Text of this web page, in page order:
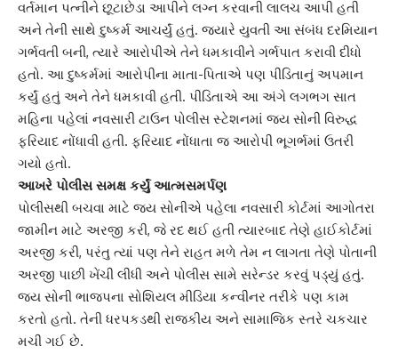
વર્તમાન પત્નીને છૂટાછેડા આપીને લગ્ન કરવાની લાલચ આપી હતી
અને તેની સાથે દુષ્કર્મ આચર્યું હતું. જ્યારે યુવતી આ સંબંધ દરમિયાન
ગર્ભવતી બની, ત્યારે આરોપીએ તેને ધમકાવીને ગર્ભપાત કરાવી દીધો
હતો. આ દુષ્કર્મમાં આરોપીના માતા-પિતાએ પણ પીડિતાનું અપમાન
કર્યું હતું અને તેને ધમકાવી હતી. પીડિતાએ આ અંગે લગભગ સાત
મહિના પહેલાં નવસારી ટાઉન પોલીસ સ્ટેશનમાં જય સોની વિરુદ્ધ
ફરિયાદ નોંધાવી હતી. ફરિયાદ નોંધાતા જ આરોપી ભૂગર્ભમાં ઉતરી
ગયો હતો.
આખરે પોલીસ સમક્ષ કર્યું આત્મસમર્પણ
પોલીસથી બચવા માટે જય સોનીએ પહેલા નવસારી કોર્ટમાં આગોતરા
જામીન માટે અરજી કરી, જે રદ થઈ હતી ત્યારબાદ તેણે હાઈકોર્ટમાં
અરજી કરી, પરંતુ ત્યાં પણ તેને રાહત મળે તેમ ન લાગતા તેણે પોતાની
અરજી પાછી ખેંચી લીધી અને પોલીસ સામે સરેન્ડર કરવું પડ્યું હતું.
જય સોની ભાજપના સોશિયલ મીડિયા કન્વીનર તરીકે પણ કામ
કરતો હતો. તેની ધરપકડથી રાજકીય અને સામાજિક સ્તરે ચકચાર
મચી ગઈ છે.